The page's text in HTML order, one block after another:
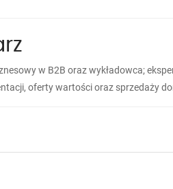
w B2B oraz wykładowca;
oferty wartości oraz sprzedaży